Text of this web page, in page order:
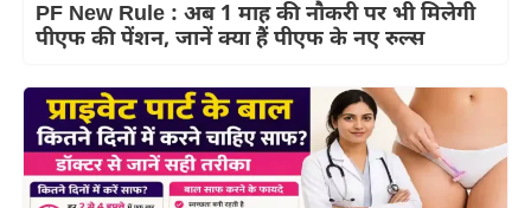
PF New Rule : अब 1 माह की नौकरी पर भी मिलेगी
पीएफ की पेंशन, जानें क्या हैं पीएफ के नए रुल्स